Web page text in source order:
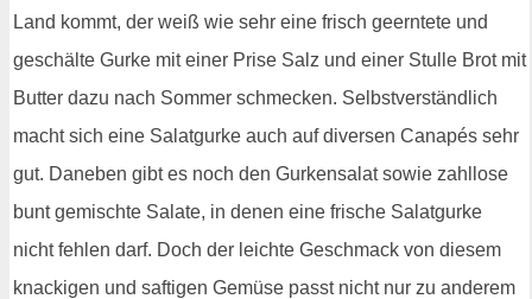
Land kommt, der weiß wie sehr eine frisch geerntete und
geschälte Gurke mit einer Prise Salz und einer Stulle Brot mit
Butter dazu nach Sommer schmecken. Selbstverständlich
macht sich eine Salatgurke auch auf diversen Canapés sehr
gut. Daneben gibt es noch den Gurkensalat sowie zahllose
bunt gemischte Salate, in denen eine frische Salatgurke
nicht fehlen darf. Doch der leichte Geschmack von diesem
knackigen und saftigen Gemüse passt nicht nur zu anderem